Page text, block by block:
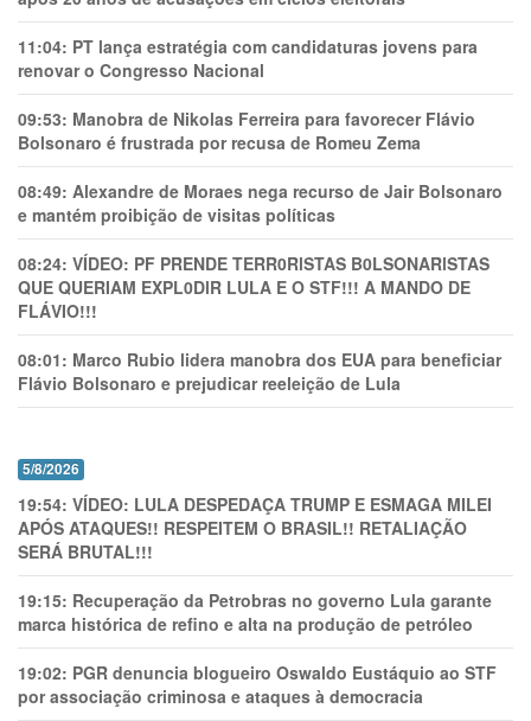
11:04: PT lança estratégia com candidaturas jovens para
renovar o Congresso Nacional
09:53: Manobra de Nikolas Ferreira para favorecer Flávio
Bolsonaro é frustrada por recusa de Romeu Zema
08:49: Alexandre de Moraes nega recurso de Jair Bolsonaro
e mantém proibição de visitas políticas
08:24: VÍDEO: PF PRENDE TERR0RlSTAS B0LSONARlSTAS
QUE QUERIAM EXPL0DlR LULA E O STF!!! A MANDO DE
FLÁVIO!!!
08:01: Marco Rubio lidera manobra dos EUA para beneficiar
Flávio Bolsonaro e prejudicar reeleição de Lula
5/8/2026
19:54: VÍDEO: LULA DESPEDAÇA TRUMP E ESMAGA MILEI
APÓS ATAQUES!! RESPEITEM O BRASIL!! RETALIAÇÃO
SERÁ BRUTAL!!!
19:15: Recuperação da Petrobras no governo Lula garante
marca histórica de refino e alta na produção de petróleo
19:02: PGR denuncia blogueiro Oswaldo Eustáquio ao STF
por associação criminosa e ataques à democracia